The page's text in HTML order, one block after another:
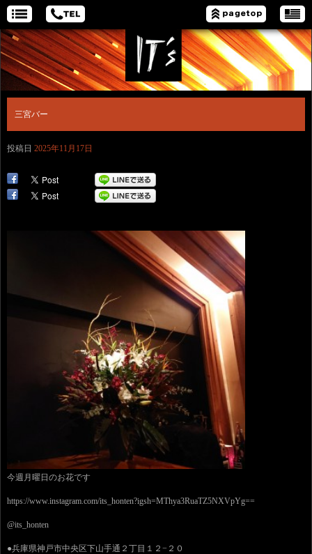
三宮バー
投稿日 2025年11月17日
今週月曜日のお花です
https://www.instagram.com/its_honten?igsh=MThya3RuaTZ5NXVpYg==
@its_honten
●兵庫県神戸市中央区下山手通２丁目１２−２０